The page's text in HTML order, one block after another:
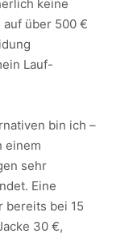
keine
auf über 500 €
Lauf-
bin ich –
einem
sehr
Eine
bereits bei 15
30 €,